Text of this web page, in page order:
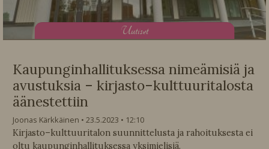
Uutiset
Kaupunginhallituksessa nimeämisiä ja
avustuksia – kirjasto–kulttuuritalosta
äänestettiin
Joonas Kärkkäinen 23.5.2023
12:10
Kirjasto–kulttuuritalon suunnittelusta ja rahoituksesta ei
oltu kaupunginhallituksessa yksimielisiä.